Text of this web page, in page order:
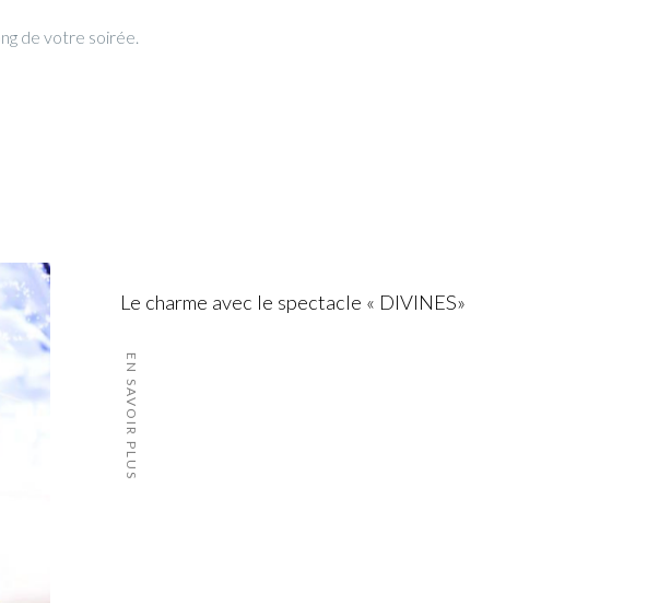
de votre soirée.
Le charme avec le spectacle « DIVINES»
EN SAVOIR PLUS